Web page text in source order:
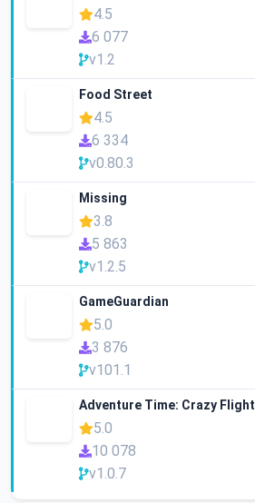
4.5
6 077
v1.2
Food Street
4.5
6 334
v0.80.3
Missing
3.8
5 863
v1.2.5
GameGuardian
5.0
3 876
v101.1
Adventure Time: Crazy Flight
5.0
10 078
v1.0.7